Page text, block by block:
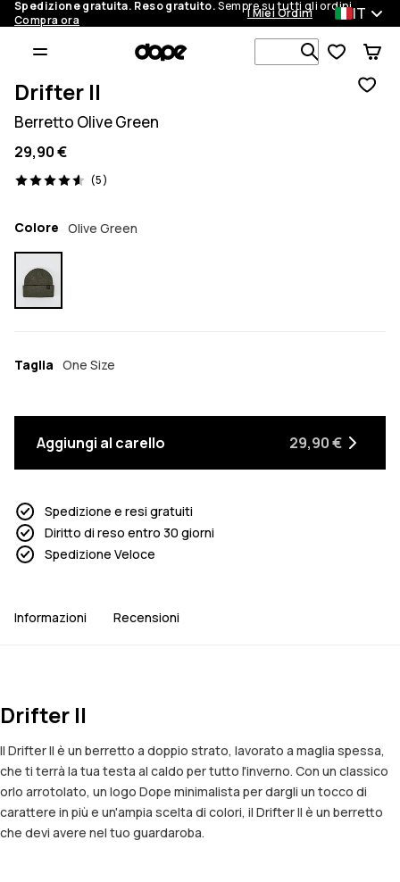
Spedizione gratuita. Reso gratuito.Sempre su tutti gli ordini.
Compra ora
I Miei Ordini IT
Cerca tra 1
Drifter II
Berretto Olive Green
29,90 €
(5)
5 recensioni, 4.6/5
Colore Olive Green
Taglia One Size
Aggiungi al carello 29,90 €
Spedizione e resi gratuiti
Diritto di reso entro 30 giorni
Spedizione Veloce
Informazioni Recensioni
Drifter II
Il Drifter II è un berretto a doppio strato, lavorato a maglia spessa,
che ti terrà la tua testa al caldo per tutto l'inverno. Con un classico
orlo arrotolato, un logo Dope minimalista per dargli un tocco di
carattere in più e un'ampia scelta di colori, il Drifter II è un berretto
che devi avere nel tuo guardaroba.